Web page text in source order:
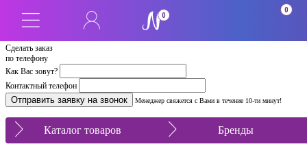
Сделать заказ
по телефону
Как Вас зовут?
Контактный телефон
Менеджер свяжется с Вами в течение 10-ти минут!
0
0
Каталог товаров Бренды